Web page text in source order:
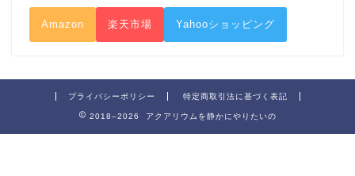
Amazon 楽天市場 Yahooショッピング
プライバシーポリシー 特定商取引法に基づく表記
2018–2026 アクアリウムを静かにやりたいの